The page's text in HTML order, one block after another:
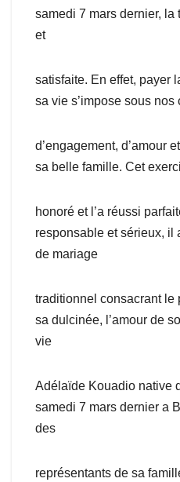
samedi 7 mars dernier, la
et
satisfaite. En effet, payer
sa vie s’impose sous
d’engagement, d’amour
sa belle famille. Cet
honoré et l’a réussi
responsable et sérieux, il
de mariage
traditionnel consacrant le
sa dulcinée, l’amour de
vie
Adélaïde Kouadio native
samedi 7 mars dernier a
des
représentants de sa